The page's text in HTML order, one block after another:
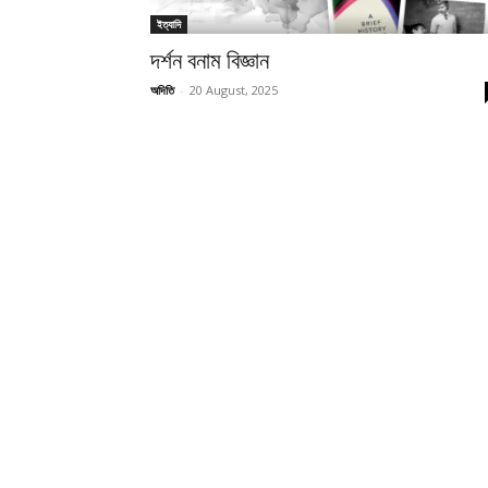
ইত্যাদি
দর্শন বনাম বিজ্ঞান
অদিতি - 20 August, 2025